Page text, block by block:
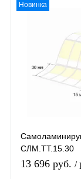
К
В
Новинка
СЛМ.ТТ.15.30
13 696 руб. /